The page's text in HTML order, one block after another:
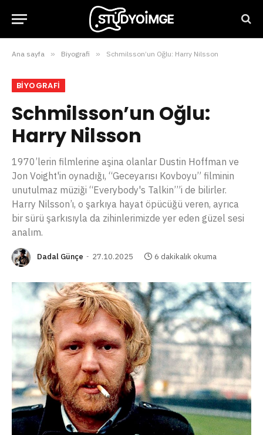
Ana sayfa » Biyografi » Schmilsson’un Oğlu: Harry Nilsson
BIYOGRAFI
Schmilsson’un Oğlu:
Harry Nilsson
1970’lerin filmlerine aşina olanlar Dustin Hoffman ve
Jon Voight'in oynadığı, “Geceyarısı Kovboyu” filminin
unutulmaz müziği “Everybody's Talkin’”i de bilirler.
Harry Nilsson’ı, o şarkıya hayat öpücüğü veren, ayrıca
bir sürü şarkısıyla da zihinlerimizde yer eden güzel sesi
analım.
Dadal Günçe 27.10.2025 6 dakikalık okuma